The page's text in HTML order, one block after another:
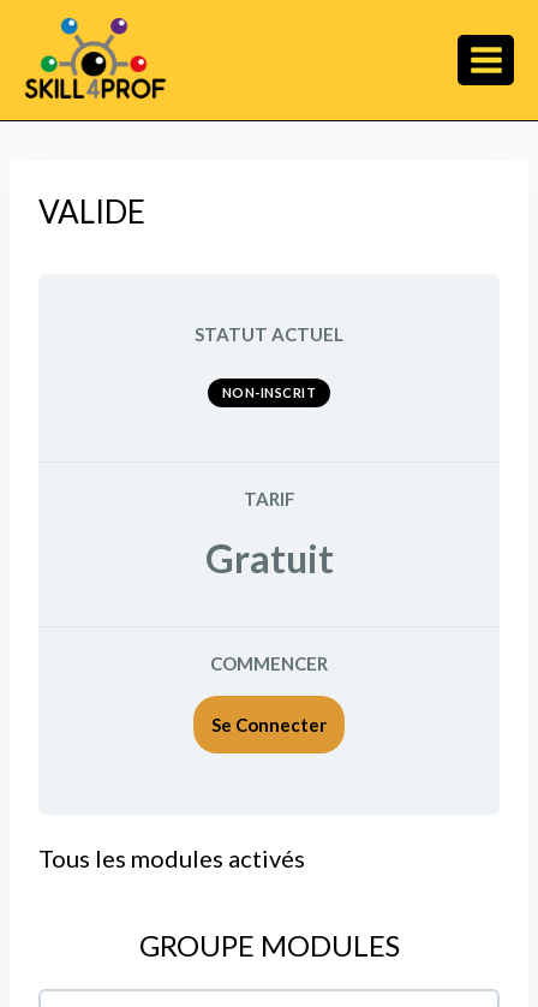
VALIDE
STATUT ACTUEL
NON-INSCRIT
TARIF
Gratuit
COMMENCER
Se Connecter
Tous les modules activés
GROUPE MODULES